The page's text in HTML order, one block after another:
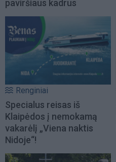
paviršiaus kadrus
Renginiai
Specialus reisas iš
Klaipėdos į nemokamą
vakarėlį „Viena naktis
Nidoje“!